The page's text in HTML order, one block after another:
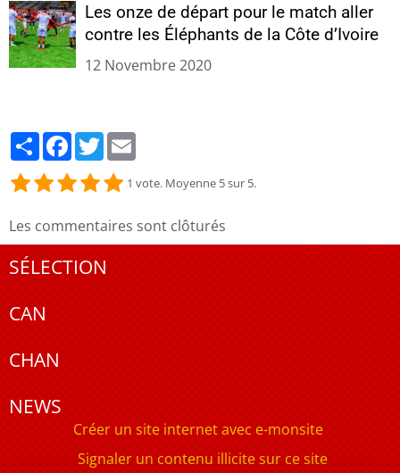
Les onze de départ pour le match aller
contre les Éléphants de la Côte d’Ivoire
12 Novembre 2020
PartagerFacebook
Twitter
1 vote. Moyenne 5sur 5.
Les commentaires sont clôturés
SÉLECTION
CAN
CHAN
NEWS
Créer un site internet avec e-monsite
Signaler un contenu illicite sur ce site